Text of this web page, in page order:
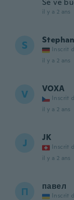
Sé ve
il y a 2 ans
S Stephan
Inscrit
il y a 2 ans
V VOXA
Inscrit
il y a 2 ans
J JK
Inscrit
il y a 2 ans
П павел
Inscrit